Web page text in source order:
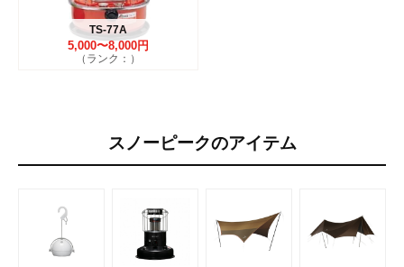
TS-77A
5,000〜8,000円
（ランク：）
スノーピークのアイテム